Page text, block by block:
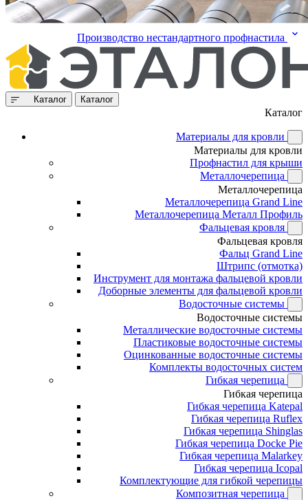
Производство нестандартного профнастила
Каталог Каталог
Каталог
Материалы для кровли
Материалы для кровли
Профнастил для крыши
Металлочерепица
Металлочерепица
Металлочерепица Grand Line
Металлочерепица Металл Профиль
Фальцевая кровля
Фальцевая кровля
Фальц Grand Line
Штрипс (отмотка)
Инструмент для монтажа фальцевой кровли
Доборные элементы для фальцевой кровли
Водосточные системы
Водосточные системы
Металлические водосточные системы
Пластиковые водосточные системы
Оцинкованные водосточные системы
Комплекты водосточных систем
Гибкая черепица
Гибкая черепица
Гибкая черепица Katepal
Гибкая черепица Ruflex
Гибкая черепица Shinglas
Гибкая черепица Docke Pie
Гибкая черепица Malarkey
Гибкая черепица Icopal
Комплектующие для гибкой черепицы
Композитная черепица